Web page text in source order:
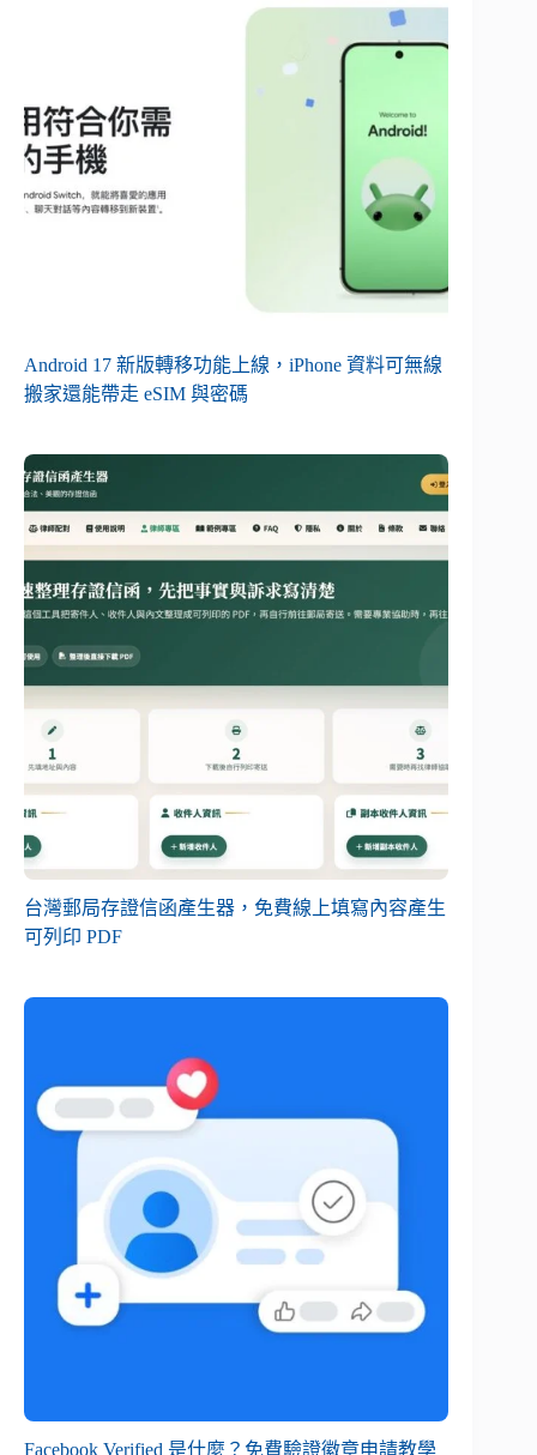
Android 17 新版轉移功能上線，iPhone 資料可無線
搬家還能帶走 eSIM 與密碼
台灣郵局存證信函產生器，免費線上填寫內容產生
可列印 PDF
Facebook Verified 是什麼？免費驗證徽章申請教學